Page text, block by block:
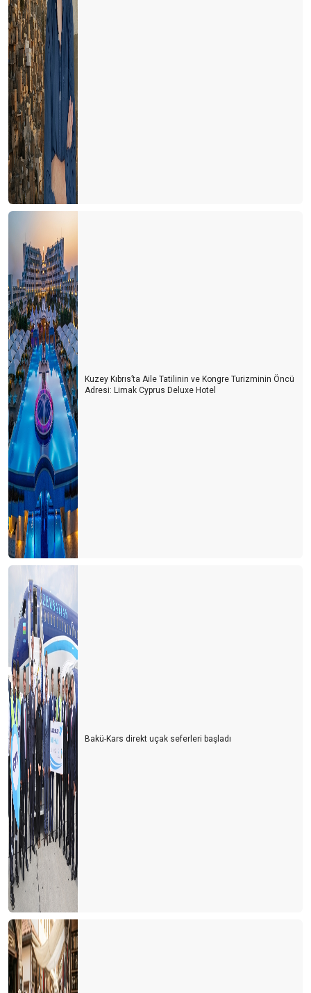
Kuzey Kıbrıs’ta Aile Tatilinin ve Kongre Turizminin Öncü
Adresi: Limak Cyprus Deluxe Hotel
Bakü-Kars direkt uçak seferleri başladı